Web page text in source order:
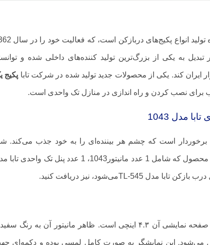
شرکت تابا الکترونیک، یکی از شرکت‌های قدیمی در حوزه تولید انواع
به یکی از بزرگ‌ترین تولید کننده‌های داخلی شده و
ایران کند. یکی از محصولات جدید تولید شده در شرکت تابا پکیج
برای نصب کردن و راه اندازی در منازل تک واحدی است.
مدل 1043
برخوردار است که چشم هر بیننده‌ای را به خود جذب می‌کند.
می‌توانید همراه با سفارش این محصول وسایل همراه این محصول که شامل 1 عدد مانیتور1043، 1 عدد پنل تک
آیفون تصویری تابا یک عدد مانیتور لمسی دارد که اندازه صفحه نمایشی آن ۴.۳ اینچی است. ظاهر مانیتور آن به رنگ
می‌شود. این نمایشگر به صورت کامل لمسی بوده و دکمه‌ای